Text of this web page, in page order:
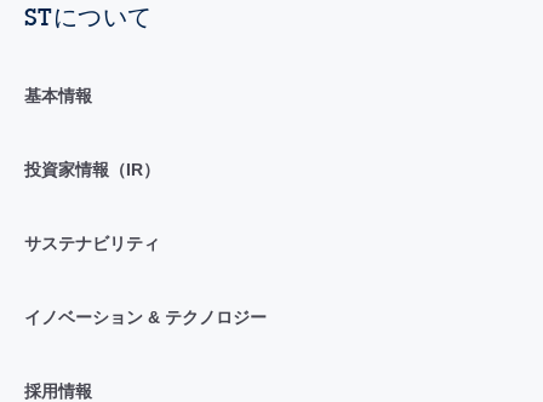
STについて
基本情報
投資家情報（IR）
サステナビリティ
イノベーション & テクノロジー
採用情報